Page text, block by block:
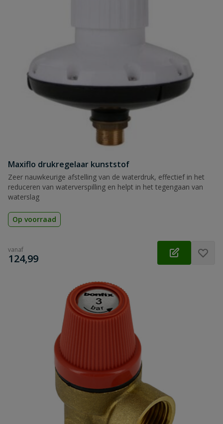
Maxiflo drukregelaar kunststof
Zeer nauwkeurige afstelling van de waterdruk, effectief in het
reduceren van waterverspilling en helpt in het tegengaan van
waterslag
Op voorraad
vanaf
€
124,99